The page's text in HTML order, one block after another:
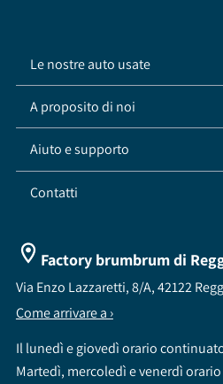
Le nostre auto usate
A proposito di noi
Aiuto e supporto
Contatti
Factory brumbrum di
Via Enzo Lazzaretti, 8/A, 42122
Come arrivare a ›
Il lunedì e giovedì orario
Martedì, mercoledì e venerdì